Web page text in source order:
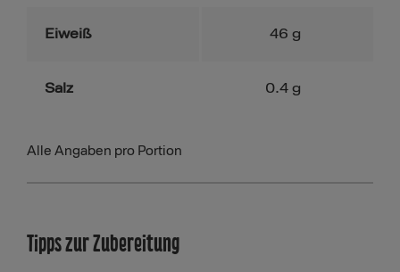
Eiweiß 46 g
Salz 0.4 g
Alle Angaben pro Portion
Tipps zur Zubereitung